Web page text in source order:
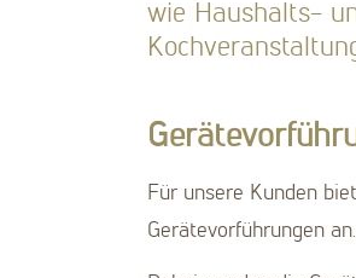
wie Haushalts-
Für unsere Kunden
Gerätevorführungen an.